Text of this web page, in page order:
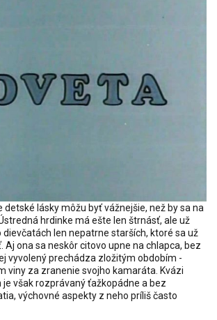
detské lásky môžu byť vážnejšie, než by sa na
hrdinke má ešte len štrnásť, ale už
dievčatách len nepatrne starších, ktoré sa už
Aj ona sa neskôr citovo upne na chlapca, bez
vyvolený prechádza zložitým obdobím -
viny za zranenie svojho kamaráta. Kvázi
je však rozprávaný ťažkopádne a bez
výchovné aspekty z neho príliš často